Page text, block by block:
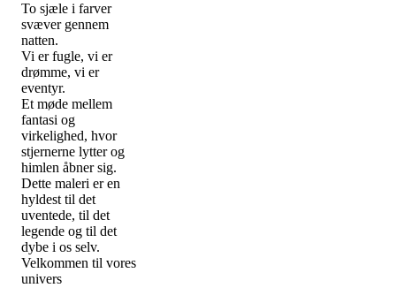
To sjæle i farver
svæver gennem
natten.
Vi er fugle, vi er
drømme, vi er
eventyr.
Et møde mellem
fantasi og
virkelighed, hvor
stjernerne lytter og
himlen åbner sig.
Dette maleri er en
hyldest til det
uventede, til det
legende og til det
dybe i os selv.
Velkommen til vores
univers